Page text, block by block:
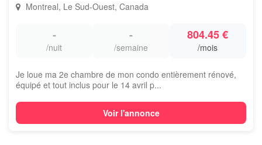
Montreal, Le Sud-Ouest, Canada
-
/nuit
-
/semaine
804.45 €
/mois
Je loue ma 2e chambre de mon condo entièrement rénové,
équipé et tout inclus pour le 14 avril p...
Voir l'annonce